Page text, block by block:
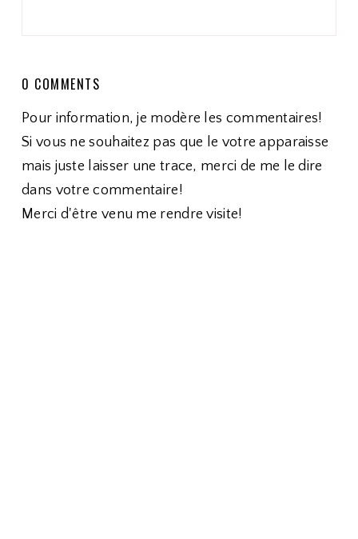
0 COMMENTS
Pour information, je modère les commentaires!
Si vous ne souhaitez pas que le votre apparaisse
mais juste laisser une trace, merci de me le dire
dans votre commentaire!
Merci d'être venu me rendre visite!